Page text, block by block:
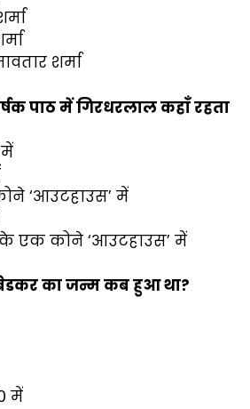
शर्मा
पाठ में गिरधरलाल कहाँ रहता
‘आउटहाउस’ में
के एक कोने ‘आउटहाउस’ में
का जन्म कब हुआ था?
में